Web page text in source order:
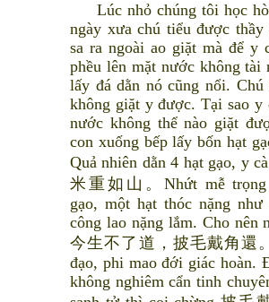
Lúc nhỏ chúng tôi học
ngày xưa chú tiểu được
sa ra ngoài ao giặt mà để y
phều lên mặt nước không tài
lấy đá dằn nó cũng nổi.
không giặt y được. Tại sao y
nước không thể nào giặt
con xuống bếp lấy bốn hạt
Quả nhiên dằn 4 hạt gạo, y
米重如山。Nhứt mễ trọng
gạo, một hạt thóc nặng
công lao nặng lắm. Cho nên
今生不了道，披毛戴角還
đạo, phi mao đới giác hoàn.
không nghiêm cẩn tinh